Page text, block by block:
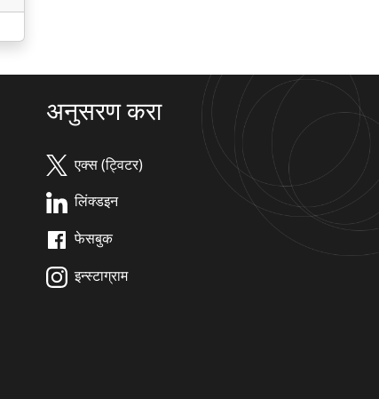
अनुसरण करा
एक्स (ट्विटर)
लिंक्डइन
फेसबुक
इन्स्टाग्राम